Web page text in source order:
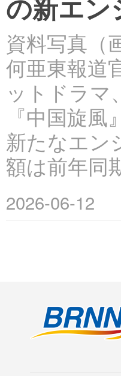
の新エン
資料写真（
何亜東報道
ットドラマ
『中国旋
新たなエン
額は前年同
2026-06-12